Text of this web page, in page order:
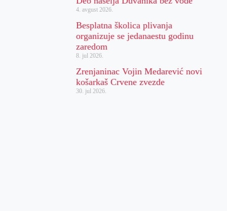
4. avgust 2026.
Besplatna školica plivanja
organizuje se jedanaestu godinu
zaredom
8. jul 2026.
Zrenjaninac Vojin Medarević novi
košarkaš Crvene zvezde
30. jul 2026.